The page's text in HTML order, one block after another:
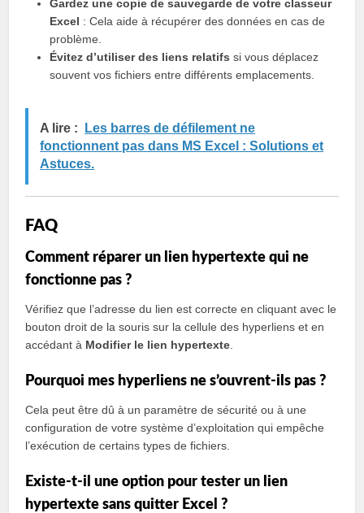
Gardez une copie de sauvegarde de votre classeur
Excel : Cela aide à récupérer des données en cas de
problème.
Évitez d’utiliser des liens relatifs si vous déplacez
souvent vos fichiers entre différents emplacements.
A lire :
Les barres de défilement ne
fonctionnent pas dans MS Excel : Solutions et
Astuces.
FAQ
Comment réparer un lien hypertexte qui ne
fonctionne pas ?
Vérifiez que l’adresse du lien est correcte en cliquant avec le
bouton droit de la souris sur la cellule des hyperliens et en
accédant à Modifier le lien hypertexte
Pourquoi mes hyperliens ne s’ouvrent-ils pas ?
Cela peut être dû à un paramètre de sécurité ou à une
configuration de votre système d’exploitation qui empêche
l’exécution de certains types de fichiers.
Existe-t-il une option pour tester un lien
hypertexte sans quitter Excel ?